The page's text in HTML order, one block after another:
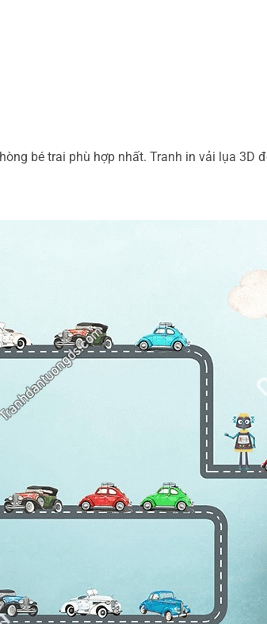
bé trai phù hợp nhất. Tranh in vải lụa 3D